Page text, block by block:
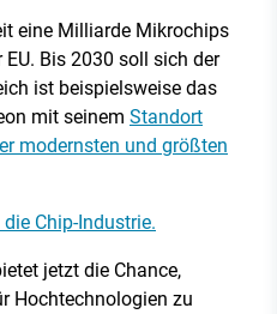
eine Milliarde Mikrochips
Bis 2030 soll sich der
ist beispielsweise das
mit seinem Standort
modernsten und größten
Chip-Industrie.
jetzt die Chance,
Hochtechnologien zu